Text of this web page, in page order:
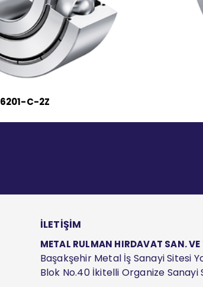
6201-C-2Z
İLETİŞİM
METAL RULMAN HIRDAVAT SAN. VE
Başakşehir Metal İş Sanayi Sitesi
Blok No.40 İkitelli Organize